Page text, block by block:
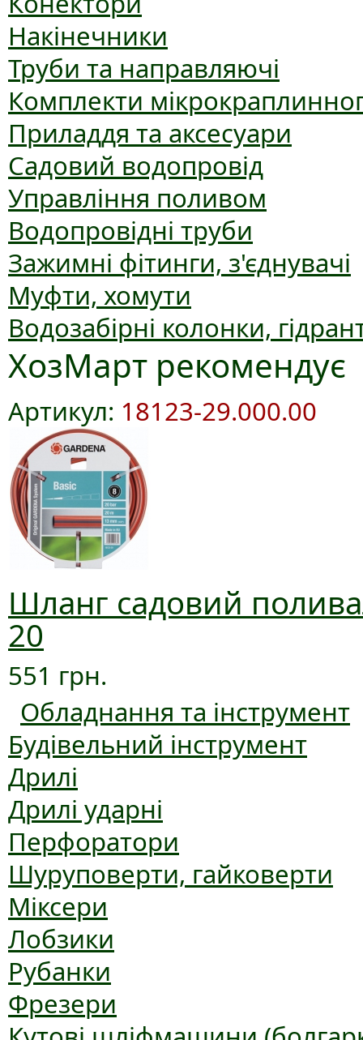
Накінечники
Труби та направляючі
Комплекти
Приладдя та аксесуари
Садовий водопровід
Управління поливом
Водопровідні труби
Зажимні фітинги, з'єднувачі
Муфти, хомути
Водозабірні колонки,
ХозМарт рекомендує
Артикул: 18123-29.000.00
Шланг садовий
20
551 грн.
Обладнання та інструмент
Будівельний інструмент
Дрилі
Дрилі ударні
Перфоратори
Шуруповерти, гайковерти
Міксери
Лобзики
Рубанки
Фрезери